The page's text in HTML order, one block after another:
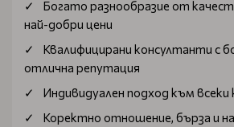
Богатo разнообразие от
най-добри цени
Квалифицирани консултанти с
отлична репутация
Индивидуален подход към всеки
Коректно отношение, бърза и